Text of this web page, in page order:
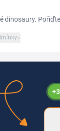
dinosaury.